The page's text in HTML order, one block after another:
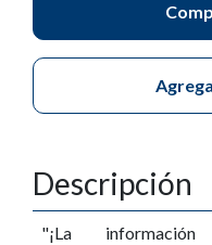
Descripción
"¡La